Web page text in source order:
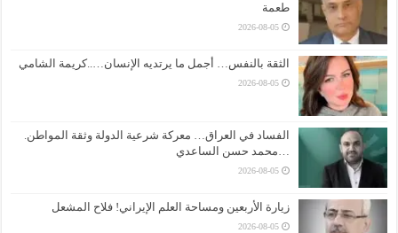
طعمة
2026-08-05
الثقة بالنفس… أجمل ما يرتديه الإنسان…..كريمة الشامي
2026-08-05
الفساد في العراق… معركة شرعية الدولة وثقة المواطن.
…محمد حسن الساعدي
2026-08-05
زيارة الأربعين ومساحة العلم الإيراني! فلاح المشعل
2026-08-05